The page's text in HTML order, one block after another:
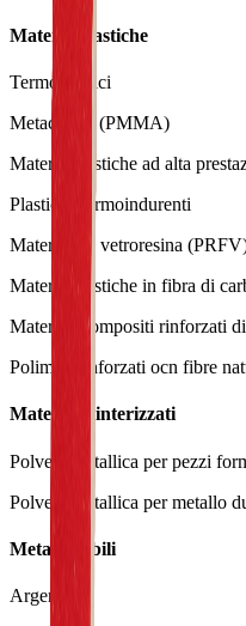
Materie plastiche
Termoplastici
Metacrilato (PMMA)
Materia plastiche ad alta
Plastiche termoindurenti
Materiali in vetroresina
Materie plastiche in fibra di
Materiali compositi rinforzati
Polimeri rinforzati ocn fibre
Materiali sinterizzati
Polvere metallica per pezzi
Polvere metallica per metallo
Metalli nobili
Argento